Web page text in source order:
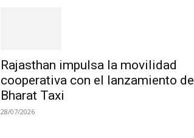
Rajasthan impulsa la movilidad
cooperativa con el lanzamiento de
Bharat Taxi
28/07/2026